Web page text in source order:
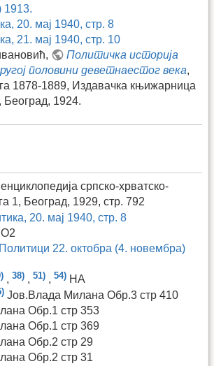
1913.
20. мај 1940, стр. 8
21. мај 1940, стр. 10
Политичка историја
половини деветнаестог века,
1878-1889, Издавачка књижарница
Београд, 1924.
српско-хрватско-
1, Београд, 1929, стр. 792
20. мај 1940, стр. 8
22. октобра (4. новембра)
, 38) , 51) , 54) НА
Јов.Влада Милана Обр.3 стр 410
Обр.1 стр 353
Обр.1 стр 369
Обр.2 стр 29
Обр.2 стр 31